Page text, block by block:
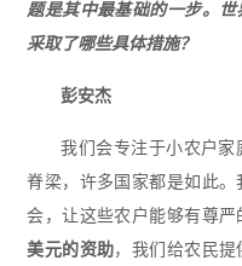
题是其中最基础的一步。
采取了哪些具体措施？
彭安杰
我们会专注于小农户
脊梁，许多国家都是如此
会，让这些农户能够有尊严
美元的资助，我们给农民